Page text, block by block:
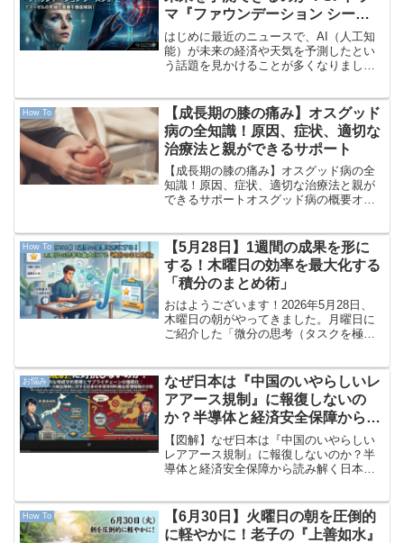
マ『ファウンデーション シーズ
ン3』デマーゼルの究極の葛藤を
徹底解説！
はじめに最近のニュースで、AI（人工知
能）が未来の経済や天気を予測したとい
う話題を見かけることが多くなりまし
たとき、完璧だと思われていたAIの心の
中では一体何が起きるの...
How To
【成長期の膝の痛み】オスグッド
病の全知識！原因、症状、適切な
治療法と親ができるサポート
【成長期の膝の痛み】オスグッド病の全
知識！原因、症状、適切な治療法と親が
できるサポートオスグッド病の概要オス
期にある子ども、特に活発にスポーツを
行う男子に多く発症す...
How To
【5月28日】1週間の成果を形に
する！木曜日の効率を最大化する
「積分のまとめ術」
おはようございます！2026年5月28日、
木曜日の朝がやってきました。月曜日に
ご紹介した「微分の思考（タスクを極小
週間も終盤戦に突入しました。木曜日
は、これまでコツコ...
お悩み
なぜ日本は『中国のいやらしいレ
アアース規制』に報復しないの
か？半導体と経済安全保障から読
み解く日本の冷徹な生存戦略
【図解】なぜ日本は『中国のいやらしい
レアアース規制』に報復しないのか？半
導体と経済安全保障から読み解く日本の
なる貿易のネットワークから、国家間の
「武器」へと変貌を遂げまし...
How To
【6月30日】火曜日の朝を圧倒的
に軽やかに！老子の『上善如水』